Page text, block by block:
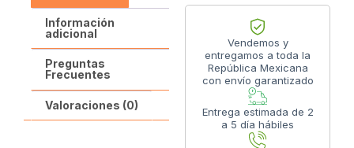
Información
adicional
Preguntas
Frecuentes
Valoraciones (0)
Vendemos y
entregamos a toda la
República Mexicana
con envío garantizado
Entrega estimada de 2
a 5 día hábiles